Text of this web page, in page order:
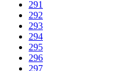
291
292
293
294
295
296
297